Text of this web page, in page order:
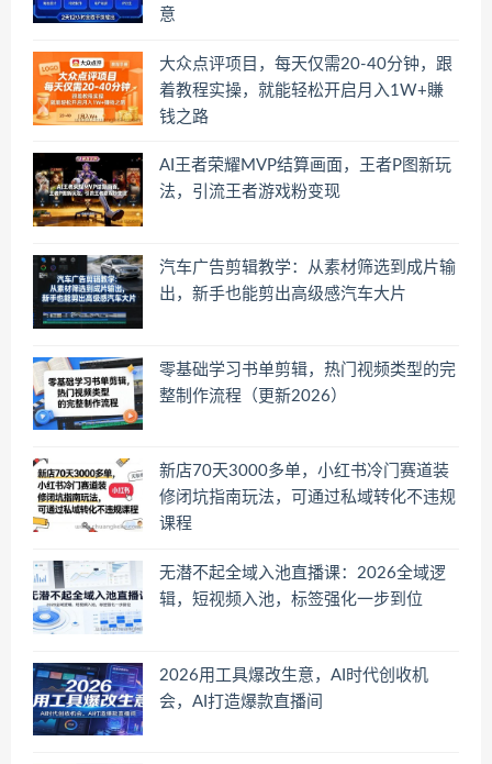
意
大众点评项目，每天仅需20-40分钟，跟
着教程实操，就能轻松开启月入1W+賺
钱之路
AI王者荣耀MVP结算画面，王者P图新玩
法，引流王者游戏粉变现
汽车广告剪辑教学：从素材筛选到成片输
出，新手也能剪出高级感汽车大片
零基础学习书单剪辑，热门视频类型的完
整制作流程（更新2026）
新店70天3000多单，小红书冷门赛道装
修闭坑指南玩法，可通过私域转化不违规
课程
无潜不起全域入池直播课：2026全域逻
辑，短视频入池，标签强化一步到位
2026用工具爆改生意，AI时代创收机
会，AI打造爆款直播间